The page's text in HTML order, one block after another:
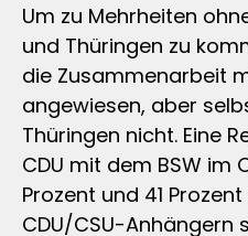
Um zu Mehrheiten
und Thüringen zu
die Zusammenarbeit
angewiesen, aber
Thüringen nicht. Eine
CDU mit dem BSW im
Prozent und 41
CDU/CSU-Anhängern